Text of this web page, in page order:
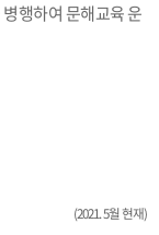
행하여 문해교육 운
(2021. 5월 현재)